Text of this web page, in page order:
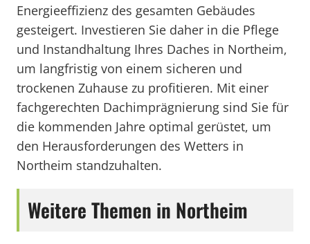
Energieeffizienz des gesamten Gebäudes
gesteigert. Investieren Sie daher in die Pflege
und Instandhaltung Ihres Daches in Northeim,
um langfristig von einem sicheren und
trockenen Zuhause zu profitieren. Mit einer
fachgerechten Dachimprägnierung sind Sie für
die kommenden Jahre optimal gerüstet, um
den Herausforderungen des Wetters in
Northeim standzuhalten.
Weitere Themen in Northeim